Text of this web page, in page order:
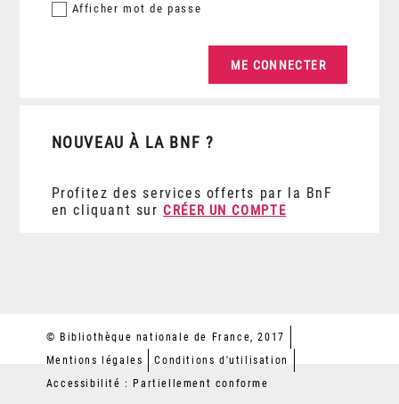
Afficher mot de passe
NOUVEAU À LA BNF ?
Profitez des services offerts par la BnF
en cliquant sur CRÉER UN COMPTE
© Bibliothèque nationale de France, 2017
Mentions légales
Conditions d'utilisation
Accessibilité : Partiellement conforme